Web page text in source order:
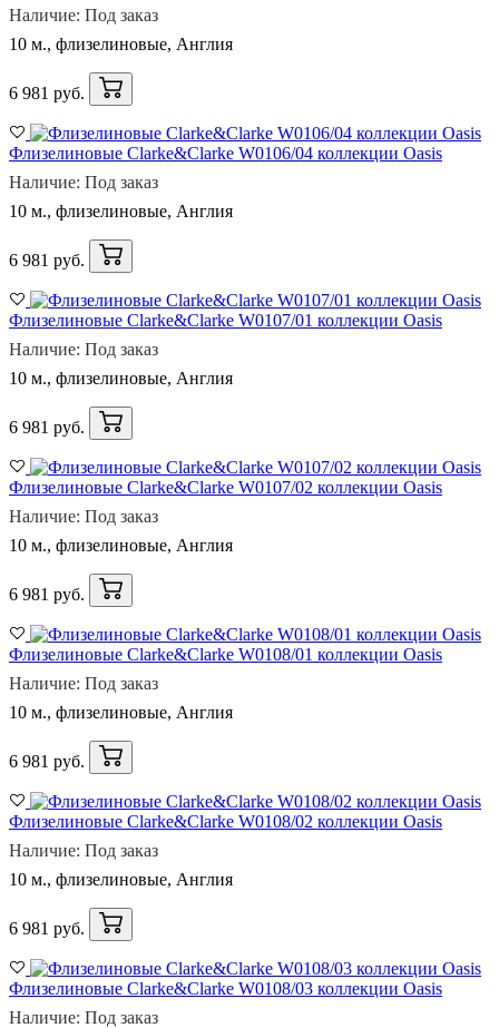
Наличие: Под заказ
10 м., флизелиновые, Англия
6 981 руб.
Флизелиновые Clarke&Clarke W0106/04 коллекции Oasis
Наличие: Под заказ
10 м., флизелиновые, Англия
6 981 руб.
Флизелиновые Clarke&Clarke W0107/01 коллекции Oasis
Наличие: Под заказ
10 м., флизелиновые, Англия
6 981 руб.
Флизелиновые Clarke&Clarke W0107/02 коллекции Oasis
Наличие: Под заказ
10 м., флизелиновые, Англия
6 981 руб.
Флизелиновые Clarke&Clarke W0108/01 коллекции Oasis
Наличие: Под заказ
10 м., флизелиновые, Англия
6 981 руб.
Флизелиновые Clarke&Clarke W0108/02 коллекции Oasis
Наличие: Под заказ
10 м., флизелиновые, Англия
6 981 руб.
Флизелиновые Clarke&Clarke W0108/03 коллекции Oasis
Наличие: Под заказ